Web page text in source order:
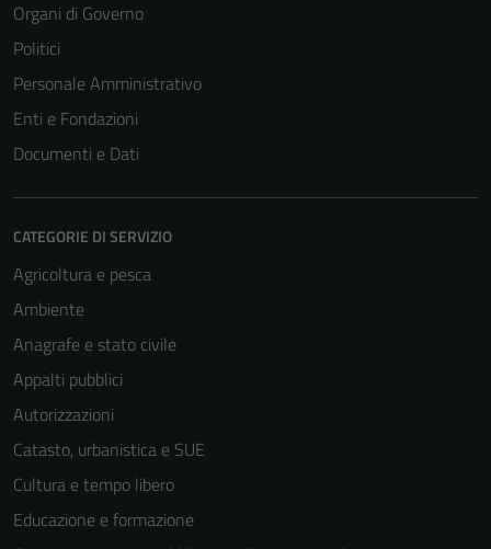
Organi di Governo
Politici
Personale Amministrativo
Enti e Fondazioni
Documenti e Dati
CATEGORIE DI SERVIZIO
Agricoltura e pesca
Ambiente
Anagrafe e stato civile
Appalti pubblici
Autorizzazioni
Catasto, urbanistica e SUE
Cultura e tempo libero
Educazione e formazione